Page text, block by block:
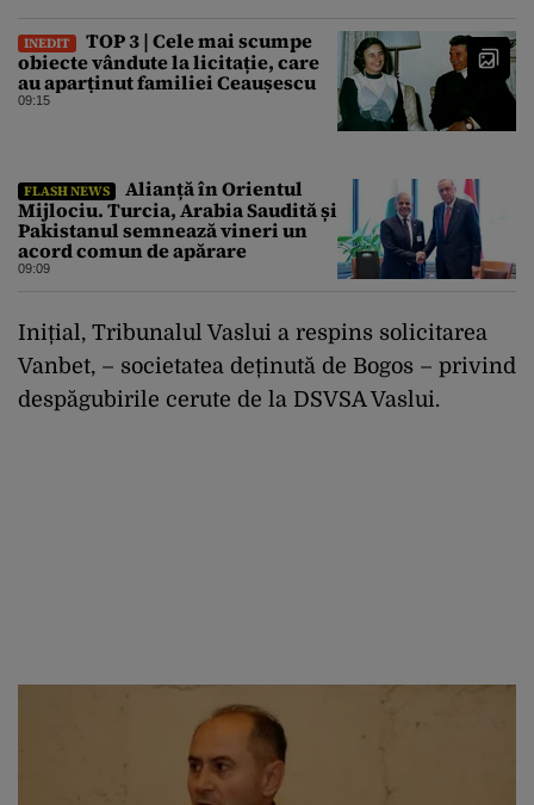
INEDIT
TOP 3 | Cele mai scumpe
obiecte vândute la licitație, care
au aparținut familiei Ceaușescu
09:15
FLASH NEWS
Alianță în Orientul
Mijlociu. Turcia, Arabia Saudită și
Pakistanul semnează vineri un
acord comun de apărare
09:09
Inițial, Tribunalul Vaslui a respins solicitarea
Vanbet, – societatea deținută de Bogos – privind
despăgubirile cerute de la DSVSA Vaslui.